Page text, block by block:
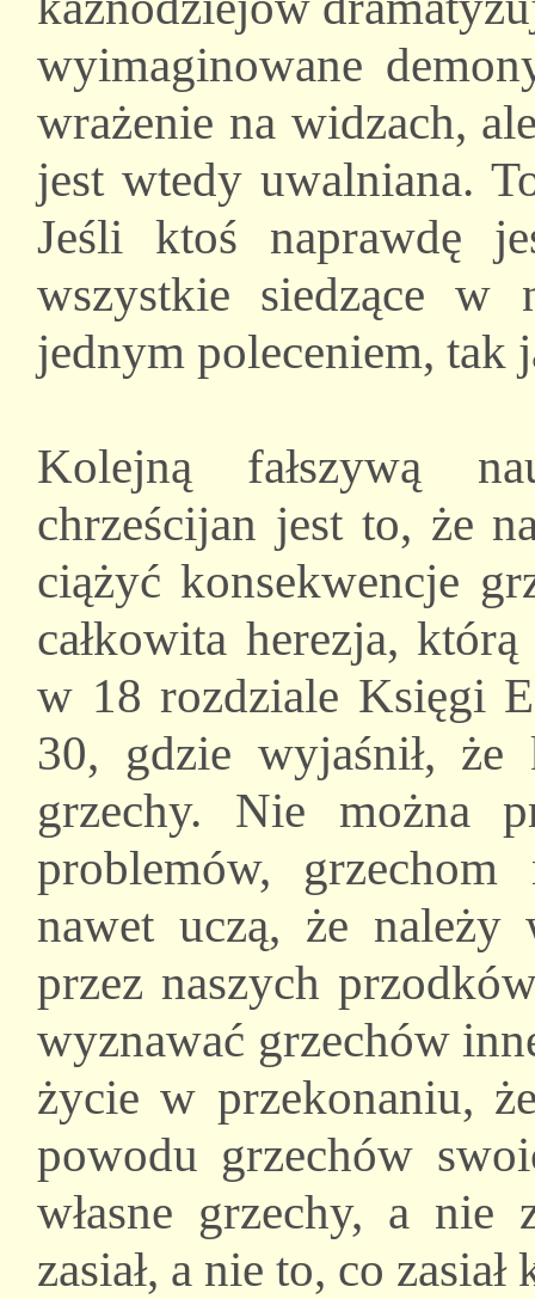
wyimaginowane
wrażenie na widzach,
jest wtedy uwalniana.
Jeśli ktoś naprawdę
wszystkie siedzące w
jednym poleceniem, tak
Kolejną fałszywą
chrześcijan jest to, że
ciążyć konsekwencje
całkowita herezja,
w 18 rozdziale Księgi
30, gdzie wyjaśnił, że
grzechy. Nie można
problemów,
nawet uczą, że należy
przez naszych
wyznawać grzechów
życie w przekonaniu,
powodu grzechów
własne grzechy, a
zasiał, a nie to, co